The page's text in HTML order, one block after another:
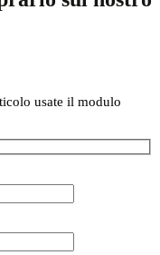
usate il modulo